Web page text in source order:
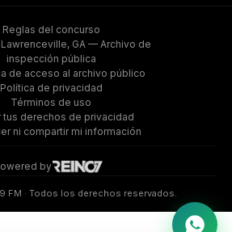
Reglas del concurso
Lawrenceville, GA — Archivo de
inspección pública
de acceso al archivo público
Política de privacidad
Términos de uso
tus derechos de privacidad
ni compartir mi información
by
FM · Todos los derechos reservados.